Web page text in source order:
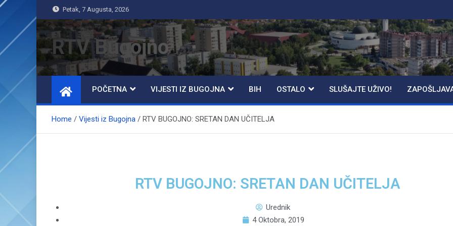
Petak, 7 Augusta, 2026
RTV Bugojno
POČETNA VIJESTI IZ BUGOJNA BIH OSTALO SLUŠAJTE UŽIVO!
Home Vijesti iz Bugojna RTV BUGOJNO: SRETAN DAN UČITELJA
RTV BUGOJNO: SRETAN DAN UČITELJA
Urednik
4 Oktobra, 2019